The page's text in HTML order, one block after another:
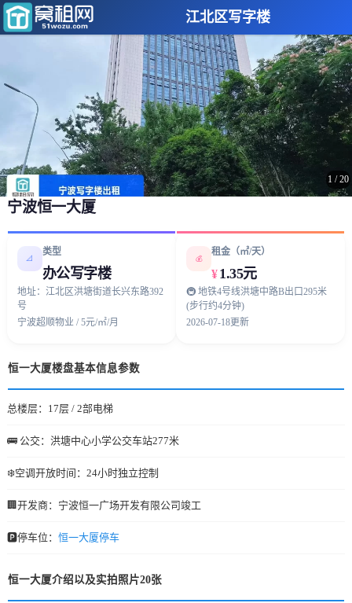
江北区写字楼
1 /20
宁波恒一大厦
📐
类型
办公写字楼
地址：江北区洪塘街道长兴东路392
号
宁波超顺物业 / 5元/㎡/月
💰
租金（㎡/天）
¥1.35元
🚇 地铁4号线洪塘中路B出口295米
(步行约4分钟)
2026-07-18更新
恒一大厦楼盘基本信息参数
总楼层：17层 / 2部电梯
🚌 公交：洪塘中心小学公交车站277米
❄️空调开放时间：24小时独立控制
🏢开发商：宁波恒一广场开发有限公司竣工
🅿️停车位： 恒一大厦停车
恒一大厦介绍以及实拍照片20张